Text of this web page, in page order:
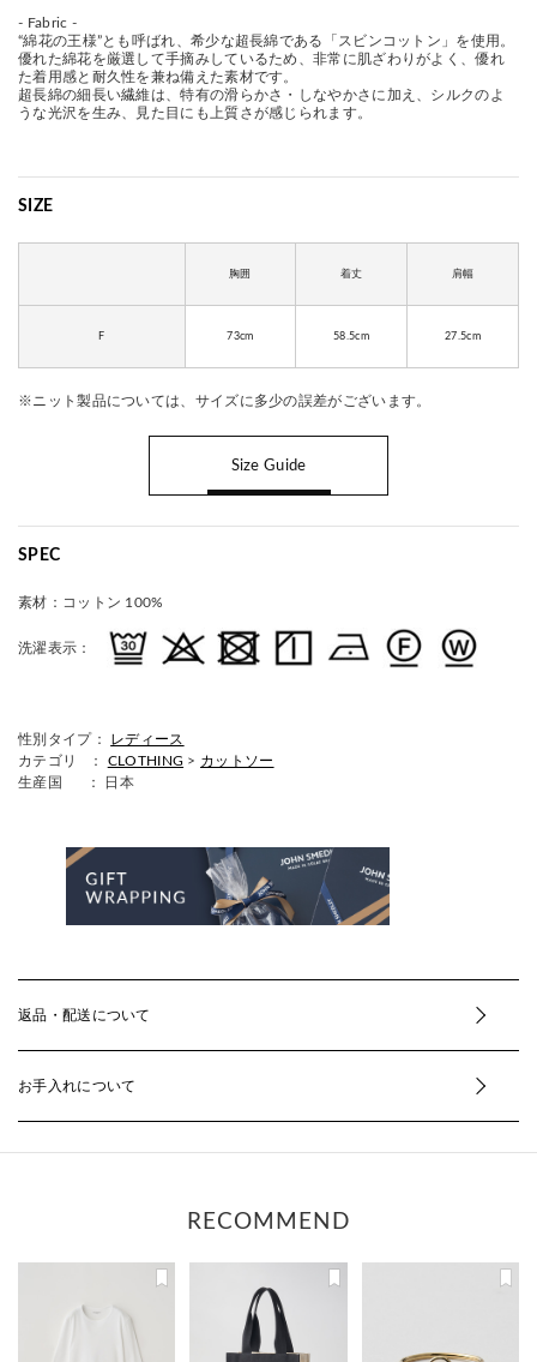
- Fabric -
“綿花の王様”とも呼ばれ、希少な超長綿である「スビンコットン」を使用。
優れた綿花を厳選して手摘みしているため、非常に肌ざわりがよく、優れ
た着用感と耐久性を兼ね備えた素材です。
超長綿の細長い繊維は、特有の滑らかさ・しなやかさに加え、シルクのよ
うな光沢を生み、見た目にも上質さが感じられます。
SIZE
胸囲 着丈 肩幅
F 73cm 58.5cm 27.5cm
※ニット製品については、サイズに多少の誤差がございます。
Size Guide
SPEC
素材： コットン 100%
洗濯表示：
性別タイプ： レディース
カテゴリ ： CLOTHING > カットソー
生産国
： 日本
返品・配送について
お手入れについて
RECOMMEND